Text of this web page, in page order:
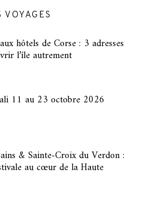
VOYAGES
hôtels de Corse : 3 adresses
l’île autrement
11 au 23 octobre 2026
& Sainte-Croix du Verdon :
au cœur de la Haute